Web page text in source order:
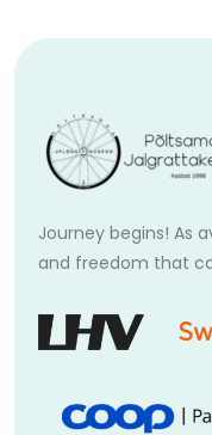
Journey begins! As
and freedom that